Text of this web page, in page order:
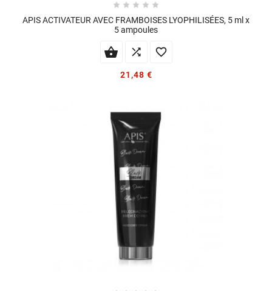
    
APIS ACTIVATEUR AVEC FRAMBOISES LYOPHILISÉES, 5 ml x
5 ampoules
 
21,48 €